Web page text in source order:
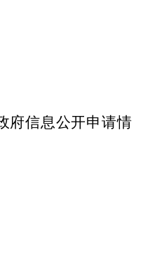
府信息公开申请情